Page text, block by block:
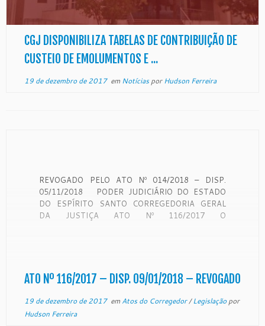
CGJ DISPONIBILIZA TABELAS DE CONTRIBUIÇÃO DE
CUSTEIO DE EMOLUMENTOS E ...
19 de dezembro de 2017em NotíciasporHudson Ferreira
REVOGADO PELO ATO Nº 014/2018 – DISP.
05/11/2018 PODER JUDICIÁRIO DO ESTADO
DO ESPÍRITO SANTO CORREGEDORIA GERAL
DA JUSTIÇA ATO Nº 116/2017 O
a edição da Lei Estadual 9.974/2013, […]
ATO Nº 116/2017 – DISP. 09/01/2018 – REVOGADO
19 de dezembro de 2017em Atos do Corregedor/Legislaçãopor
Hudson Ferreira